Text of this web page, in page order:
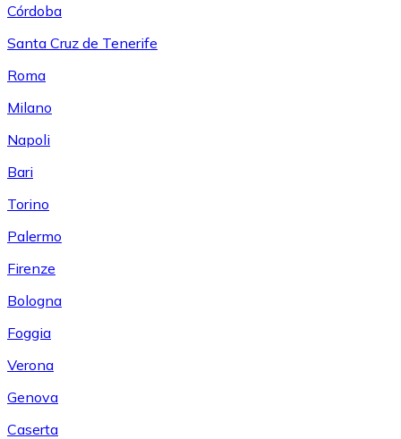
Córdoba
Santa Cruz de Tenerife
Roma
Milano
Napoli
Bari
Torino
Palermo
Firenze
Bologna
Foggia
Verona
Genova
Caserta